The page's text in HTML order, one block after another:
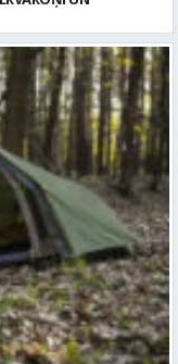
parametri un